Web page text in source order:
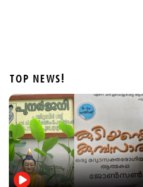
Latest
മുത്തങ്ങ വിധിയില്‍
വിചാരണ കോടതിക്ക്
2 hours ago
TOP NEWS!